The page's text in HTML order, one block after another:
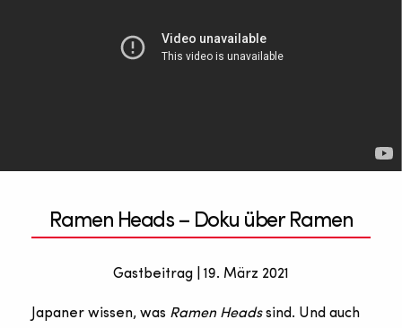
Ramen Heads – Doku über Ramen
Gastbeitrag | 19. März 2021
Japaner wissen, was Ramen Headssind. Und auch